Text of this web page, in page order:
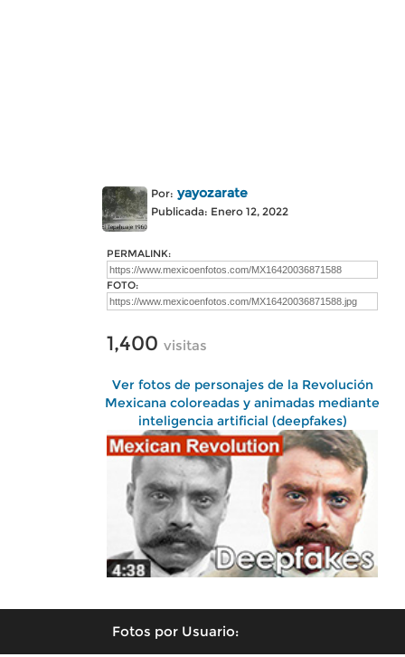
Por: yayozarate
Publicada: Enero 12, 2022
PERMALINK:
FOTO:
1,400 visitas
Ver fotos de personajes de la Revolución
Mexicana coloreadas y animadas mediante
inteligencia artificial (deepfakes)
Fotos por Usuario: